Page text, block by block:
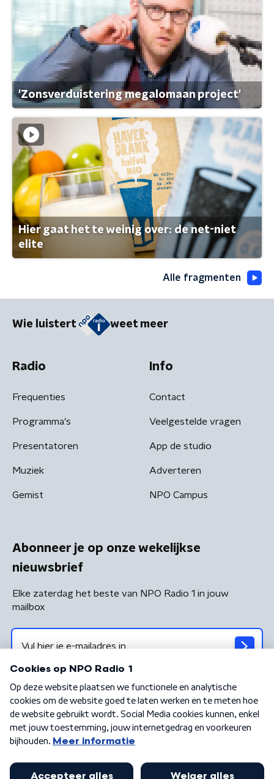
'Zonsverduistering megalomaan project'
Hier gaat het te weinig over: de net-niet
elite
Alle fragmenten
Wie luistert weet meer
Radio
Frequenties
Programma's
Presentatoren
Muziek
Gemist
Info
Contact
Veelgestelde vragen
App de studio
Adverteren
NPO Campus
Abonneer je op onze wekelijkse
nieuwsbrief
Elke zaterdag het beste van NPO Radio 1 in jouw
mailbox
Algemene voorwaarden Privacybeleid